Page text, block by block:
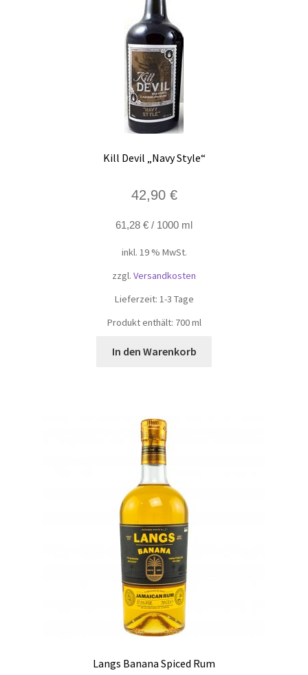
Kill Devil „Navy Style“
42,90 €
61,28 € / 1000 ml
inkl. 19 % MwSt.
zzgl. Versandkosten
Lieferzeit: 1-3 Tage
Produkt enthält: 700ml
In den Warenkorb
Langs Banana Spiced Rum